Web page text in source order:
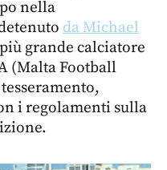
nella
da Michael
grande calciatore
(Malta Football
i regolamenti sulla